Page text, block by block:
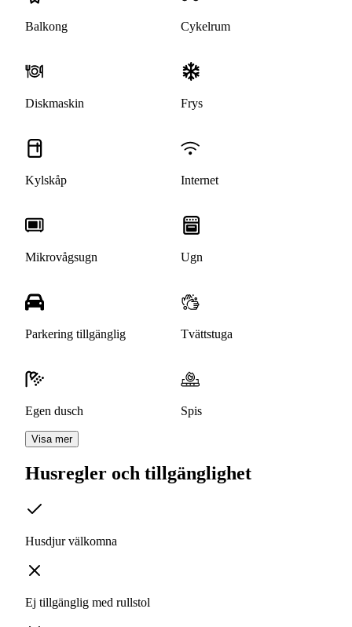
Balkong Cykelrum
Diskmaskin Frys
Kylskåp Internet
Mikrovågsugn Ugn
Parkering tillgänglig Tvättstuga
Egen dusch Spis
Visa mer
Husregler och tillgänglighet
Husdjur välkomna
Ej tillgänglig med rullstol